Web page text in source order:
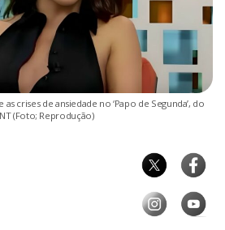
crises de ansiedade no ‘Papo de Segunda’, do
(Foto; Reprodução)